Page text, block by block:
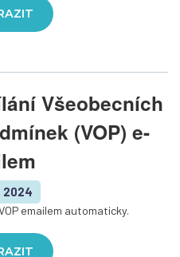
Všeobecních
(VOP) e-
2024
emailem automaticky.